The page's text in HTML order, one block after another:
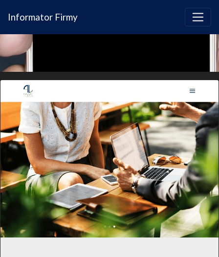
Informator Firmy